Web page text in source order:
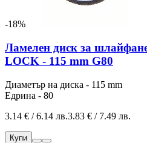
-18%
Ламелен диск за
LOCK - 115 mm G80
Диаметър на диска - 115 mm
Едрина - 80
3.14 € / 6.14 лв.3.83 € / 7.49 лв.
Купи